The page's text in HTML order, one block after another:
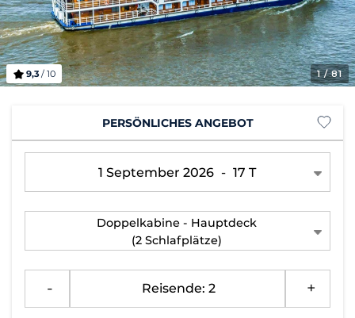
1/ 81
9,3/ 10
PERSÖNLICHES ANGEBOT
1 September 2026 - 17 T
Doppelkabine - Hauptdeck
(2 Schlafplätze)
Reisende: 2